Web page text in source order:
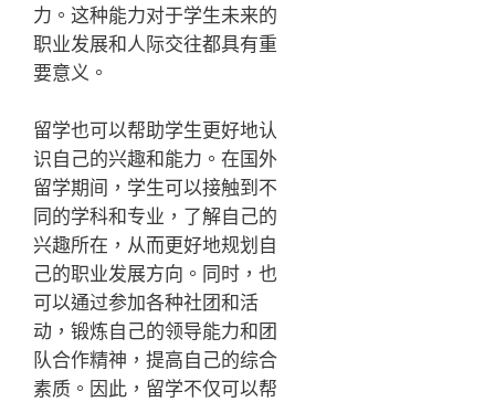
力。这种能力对于学生未来的
职业发展和人际交往都具有重
要意义。
留学也可以帮助学生更好地认
识自己的兴趣和能力。在国外
留学期间，学生可以接触到不
同的学科和专业，了解自己的
兴趣所在，从而更好地规划自
己的职业发展方向。同时，也
可以通过参加各种社团和活
动，锻炼自己的领导能力和团
队合作精神，提高自己的综合
素质。因此，留学不仅可以帮